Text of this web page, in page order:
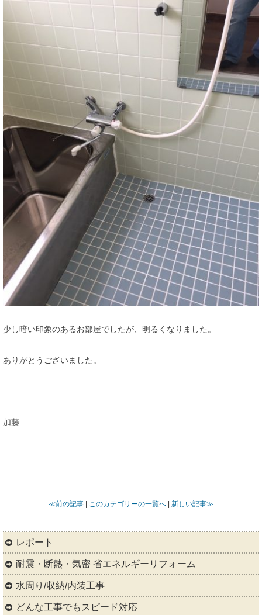
少し暗い印象のあるお部屋でしたが、明るくなりました。
ありがとうございました。
加藤
≪前の記事 このカテゴリーの一覧へ 新しい記事≫
レポート
耐震・断熱・気密 省エネルギーリフォーム
水周り/収納/内装工事
どんな工事でもスピード対応